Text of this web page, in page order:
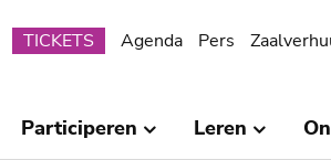
Submenu
TICKETS Agenda Pers
Participeren Leren